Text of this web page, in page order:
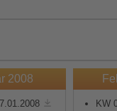
sammeln.
Sie die Details
und stimmen Sie
2008
KW